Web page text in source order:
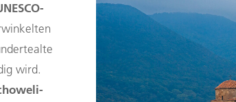
wird.